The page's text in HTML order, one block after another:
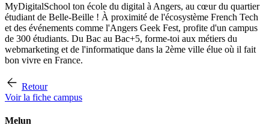
MyDigitalSchool ton école du digital à Angers, au cœur du quartier
étudiant de Belle-Beille ! À proximité de l'écosystème French Tech
et des événements comme l'Angers Geek Fest, profite d'un campus
de 300 étudiants. Du Bac au Bac+5, forme-toi aux métiers du
webmarketing et de l'informatique dans la 2ème ville élue où il fait
bon vivre en France.
Retour
Voir la fiche campus
Melun